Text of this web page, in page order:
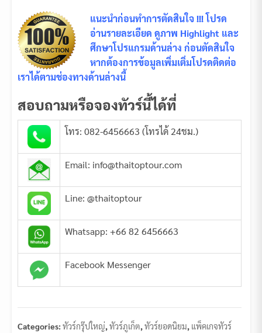
แนะนำก่อนทำการตัดสินใจ !!! โปรด
อ่านรายละเอียด ดูภาพ Highlight และ
ศึกษาโปรแกรมด้านล่าง ก่อนตัดสินใจ
หากต้องการข้อมูลเพิ่มเติ่มโปรดติดต่อ
เราได้ตามช่องทางด้านล่างนี้
สอบถามหรือจองทัวร์นี้ได้ที่
โทร: 082-6456663 (โทรได้ 24ชม.)
Email: info@thaitoptour.com
Line: @thaitoptour
Whatsapp: +66 82 6456663
Facebook Messenger
Categories: ทัวร์กรุ๊ปใหญ่,ทัวร์ภูเก็ต,ทัวร์ยอดนิยม, แพ็คเกจทัวร์